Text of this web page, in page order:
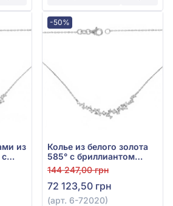
из
с
-50%
Колье из белого золота
585° с бриллиантом
0,62ct, арт. 6-72020
144 247,00 грн
72 123,50 грн
(арт. 6-72020)